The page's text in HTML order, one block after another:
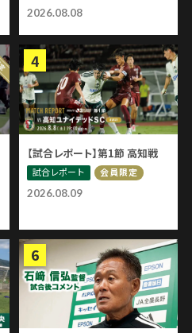
2026.08.08
2026.08.09
【試合レポート】第1節 高知戦
試合レポート 会員限定